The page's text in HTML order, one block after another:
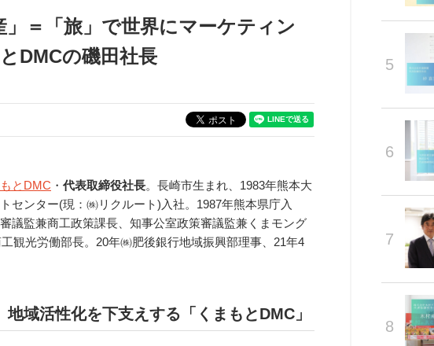
＝「旅」で世界にマーケティン
DMCの磯田社長
とDMC ・ 代表取締役社長。長崎市生まれ、1983年熊本大
センター(現：㈱リクルート)入社。1987年熊本県庁入
議監兼商工政策課長、知事公室政策審議監兼くまモング
観光労働部長。20年㈱肥後銀行地域振興部理事、21年4
域活性化を下支えする「くまもとDMC」
5
6
7
8